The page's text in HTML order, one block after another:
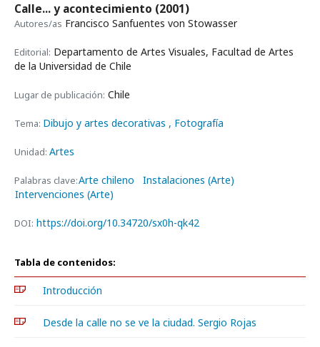
Calle... y acontecimiento (2001)
Autores/as Francisco Sanfuentes von Stowasser
Editorial: Departamento de Artes Visuales, Facultad de Artes
de la Universidad de Chile
Lugar de publicación: Chile
Tema: Dibujo y artes decorativas , Fotografía
Unidad: Artes
Palabras clave:Arte chileno
Instalaciones (Arte)
Intervenciones (Arte)
DOI: https://doi.org/10.34720/sx0h-qk42
Tabla de contenidos:
Introducción
Desde la calle no se ve la ciudad. Sergio Rojas